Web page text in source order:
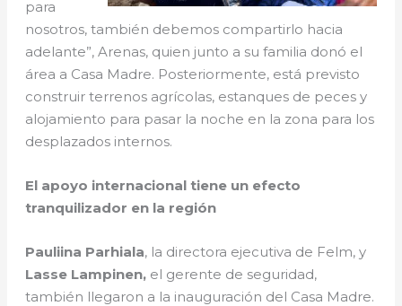
para
nosotros, también debemos compartirlo hacia
adelante”, Arenas, quien junto a su familia donó el
área a Casa Madre. Posteriormente, está previsto
construir terrenos agrícolas, estanques de peces y
alojamiento para pasar la noche en la zona para los
desplazados internos.
El apoyo internacional tiene un efecto
tranquilizador en la región
Pauliina Parhiala, la directora ejecutiva de Felm, y
Lasse Lampinen, el gerente de seguridad,
también llegaron a la inauguración del Casa Madre.